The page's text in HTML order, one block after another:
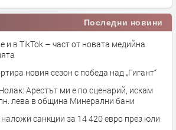
Последни новини
и в TikTok – част от новата медийна
новия сезон с победа над „Гигант“
Арестът ми е по сценарий, искам
лева в община Минерални бани
санкции за 14 420 евро през юли